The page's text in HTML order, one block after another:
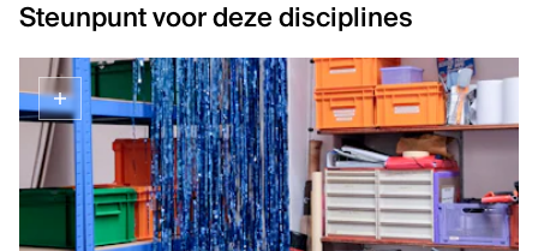
het Centraal Station in Brussel.
Steunpunt voor deze disciplines